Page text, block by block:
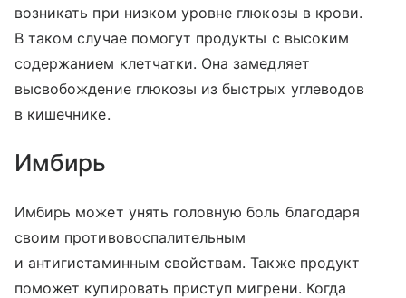
возникать при низком уровне глюкозы в крови.
В таком случае помогут продукты с высоким
содержанием клетчатки. Она замедляет
высвобождение глюкозы из быстрых углеводов
в кишечнике.
Имбирь
Имбирь может унять головную боль благодаря
своим противовоспалительным
и антигистаминным свойствам. Также продукт
поможет купировать приступ мигрени. Когда